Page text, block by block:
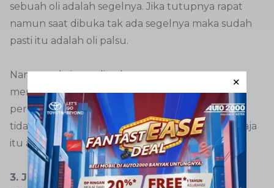
sebuah oli adalah segelnya. Jika tutupnya rapat
namun saat dibuka tak ada segelnya maka sudah
pasti itu adalah oli palsu.
Namun ada juga oli palsu yang tetap
menggunakan segel. Untuk mengetahuinya,
perhatikan dengan seksama segel tersebut. Jika
tidak rapih dan tak ada hologramnya mungkin saja
itu adalah oli palsu.
3. Jangan tergoda harga murah